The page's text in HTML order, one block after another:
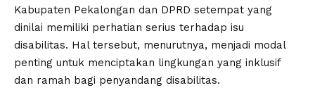
Kabupaten Pekalongan dan DPRD setempat yang
dinilai memiliki perhatian serius terhadap isu
disabilitas. Hal tersebut, menurutnya, menjadi modal
penting untuk menciptakan lingkungan yang inklusif
dan ramah bagi penyandang disabilitas.